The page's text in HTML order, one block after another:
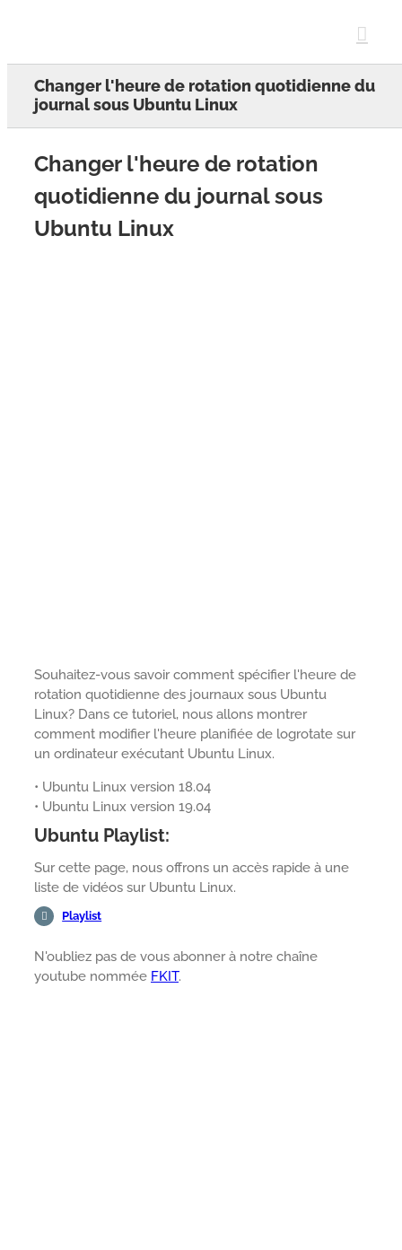
Changer l'heure de rotation quotidienne du
journal sous Ubuntu Linux
Changer l'heure de rotation
quotidienne du journal sous
Ubuntu Linux
Souhaitez-vous savoir comment spécifier l'heure de
rotation quotidienne des journaux sous Ubuntu
Linux? Dans ce tutoriel, nous allons montrer
comment modifier l'heure planifiée de logrotate sur
un ordinateur exécutant Ubuntu Linux.
• Ubuntu Linux version 18.04
• Ubuntu Linux version 19.04
Ubuntu Playlist:
Sur cette page, nous offrons un accès rapide à une
liste de vidéos sur Ubuntu Linux.
Playlist
N'oubliez pas de vous abonner à notre chaîne
youtube nommée FKIT.